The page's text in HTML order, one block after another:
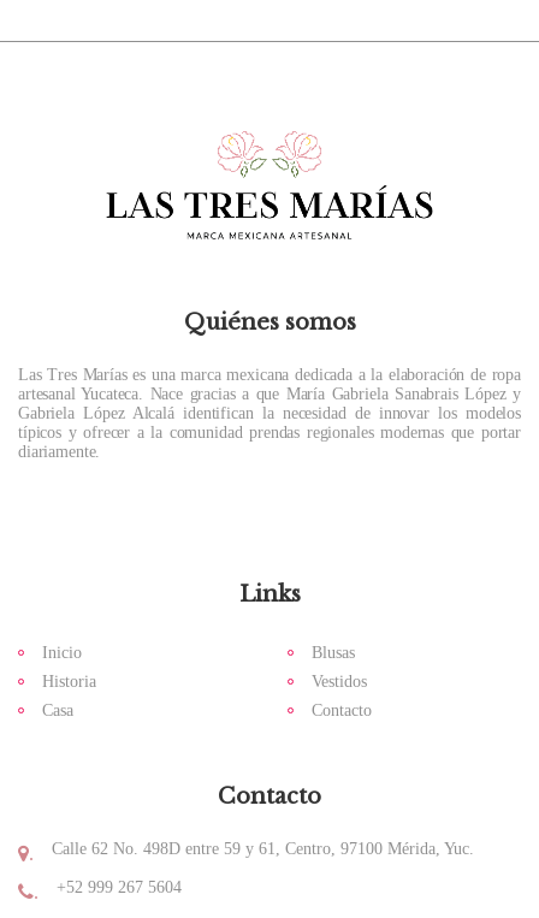
Quiénes somos
Las Tres Marías es una marca mexicana dedicada a la elaboración de ropa
artesanal Yucateca. Nace gracias a que María Gabriela Sanabrais López y
Gabriela López Alcalá identifican la necesidad de innovar los modelos
típicos y ofrecer a la comunidad prendas regionales modernas que portar
diariamente.
Links
Inicio
Historia
Casa
Blusas
Vestidos
Contacto
Contacto
. Calle 62 No. 498D entre 59 y 61, Centro, 97100 Mérida, Yuc.
. +52 999 267 5604